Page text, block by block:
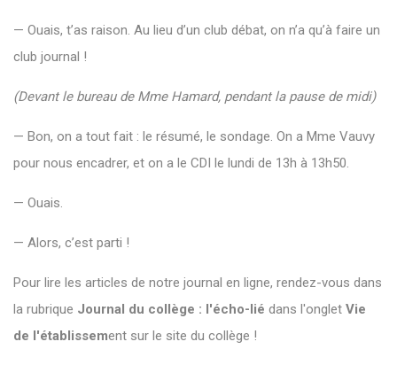
— Ouais, t’as raison. Au lieu d’un club débat, on n’a qu’à faire un
club journal !
(Devantle bureau de Mme Hamard, pendantla pause de midi)
— Bon, on a tout fait : le résumé, le sondage. On a Mme Vauvy
pour nous encadrer, et on a le CDI le lundi de 13h à 13h50.
— Ouais.
— Alors, c’est parti !
Pour lire les articles de notre journal en ligne, rendez-vous dans
la rubrique Journal du collège : l'écho-lié dans l'onglet Vie
de l'établissement sur le site du collège !